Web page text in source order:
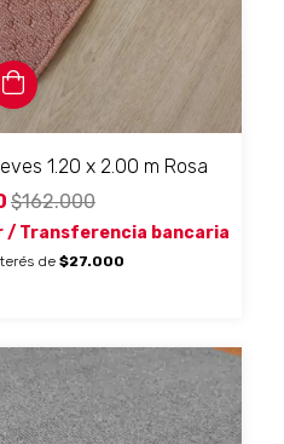
1.20 x 2.00 m Rosa
$162.000
/ Transferencia bancaria
de $27.000